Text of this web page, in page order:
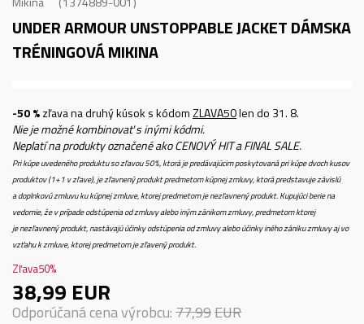
UNDER ARMOUR UNSTOPPABLE JACKETDÁMSKA
TRÉNINGOVÁ MIKINA
-50 %zľava na druhý kúsok s kódomZLAVA50len do 31. 8.
Nie je možné kombinovať s inými kódmi.
Neplatí na produkty označené ako CENOVÝ HIT a FINAL SALE.
Pri kúpe uvedeného produktu so zľavou 50%, ktorá je predávajúcim poskytovaná pri kúpe dvoch kusov
produktov (1+1 v zľave), je zľavnený produkt predmetom kúpnej zmluvy, ktorá predstavuje závislú
a doplnkovú zmluvu ku kúpnej zmluve, ktorej predmetom je nezľavnený produkt. Kupujúci berie na
vedomie, že v prípade odstúpenia od zmluvy alebo iným zánikom zmluvy, predmetom ktorej
je nezľavnený produkt, nastávajú účinky odstúpenia od zmluvy alebo účinky iného zániku zmluvy aj vo
vzťahu k zmluve, ktorej predmetom je zľavený produkt.
Zľava50%
38,99 EUR
Odporúčaná cena výrobcu:77,99EUR